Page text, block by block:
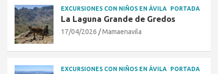
EXCURSIONES CON NIÑOS EN ÁVILA PORTADA
La Laguna Grande de Gredos
17/04/2026 Mamaenavila
EXCURSIONES CON NIÑOS EN ÁVILA PORTADA